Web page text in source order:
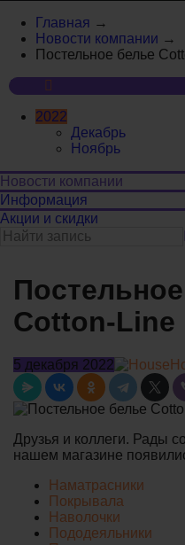
Главная →
Новости компании →
Постельное белье
Блог
2022
Декабрь
Ноябрь
Новости компании
Информация
Акции и скидки
Cotton-Line
5 декабря 2022
Друзья и коллеги. Рады
нашем магазине
Наматрасники
Покрывала
Наволочки
Пододеяльники